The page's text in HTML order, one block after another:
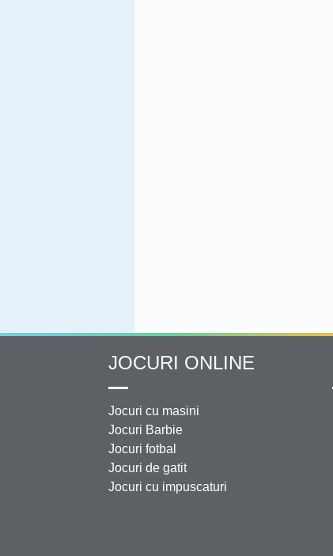
JOCURI ONLINE
Jocuri cu masini
Jocuri Barbie
Jocuri fotbal
Jocuri de gatit
Jocuri cu impuscaturi